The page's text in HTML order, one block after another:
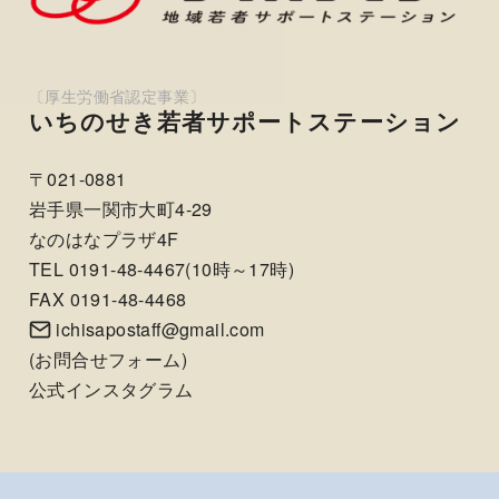
いちのせき若者サポートステーション
〒021-0881
岩手県一関市大町4-29
なのはなプラザ4F
TEL 0191-48-4467(10時～17時)
FAX 0191-48-4468
ichisapostaff@gmail.com
(お問合せフォーム)
公式インスタグラム